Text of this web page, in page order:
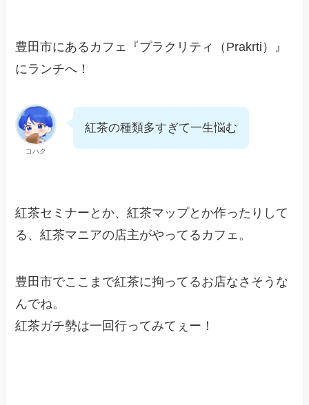
豊田市にあるカフェ『プラクリティ（Prakrti）』
にランチへ！
コハク
紅茶の種類多すぎて一生悩む
紅茶セミナーとか、紅茶マップとか作ったりして
る、紅茶マニアの店主がやってるカフェ。
豊田市でここまで紅茶に拘ってるお店なさそうな
んでね。
紅茶ガチ勢は一回行ってみてぇー！